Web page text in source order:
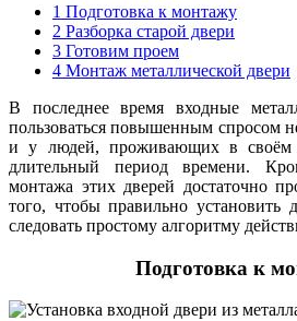
1 Подготовка к монтажу
2 Разборка старой двери
3 Готовим проем
4 Монтаж металлической двери
В последнее время входные
пользоваться повышенным спросом
и у людей, проживающих в своём
длительный период времени.
монтажа этих дверей достаточно
того, чтобы правильно установить
следовать простому алгоритму
Подготовка к